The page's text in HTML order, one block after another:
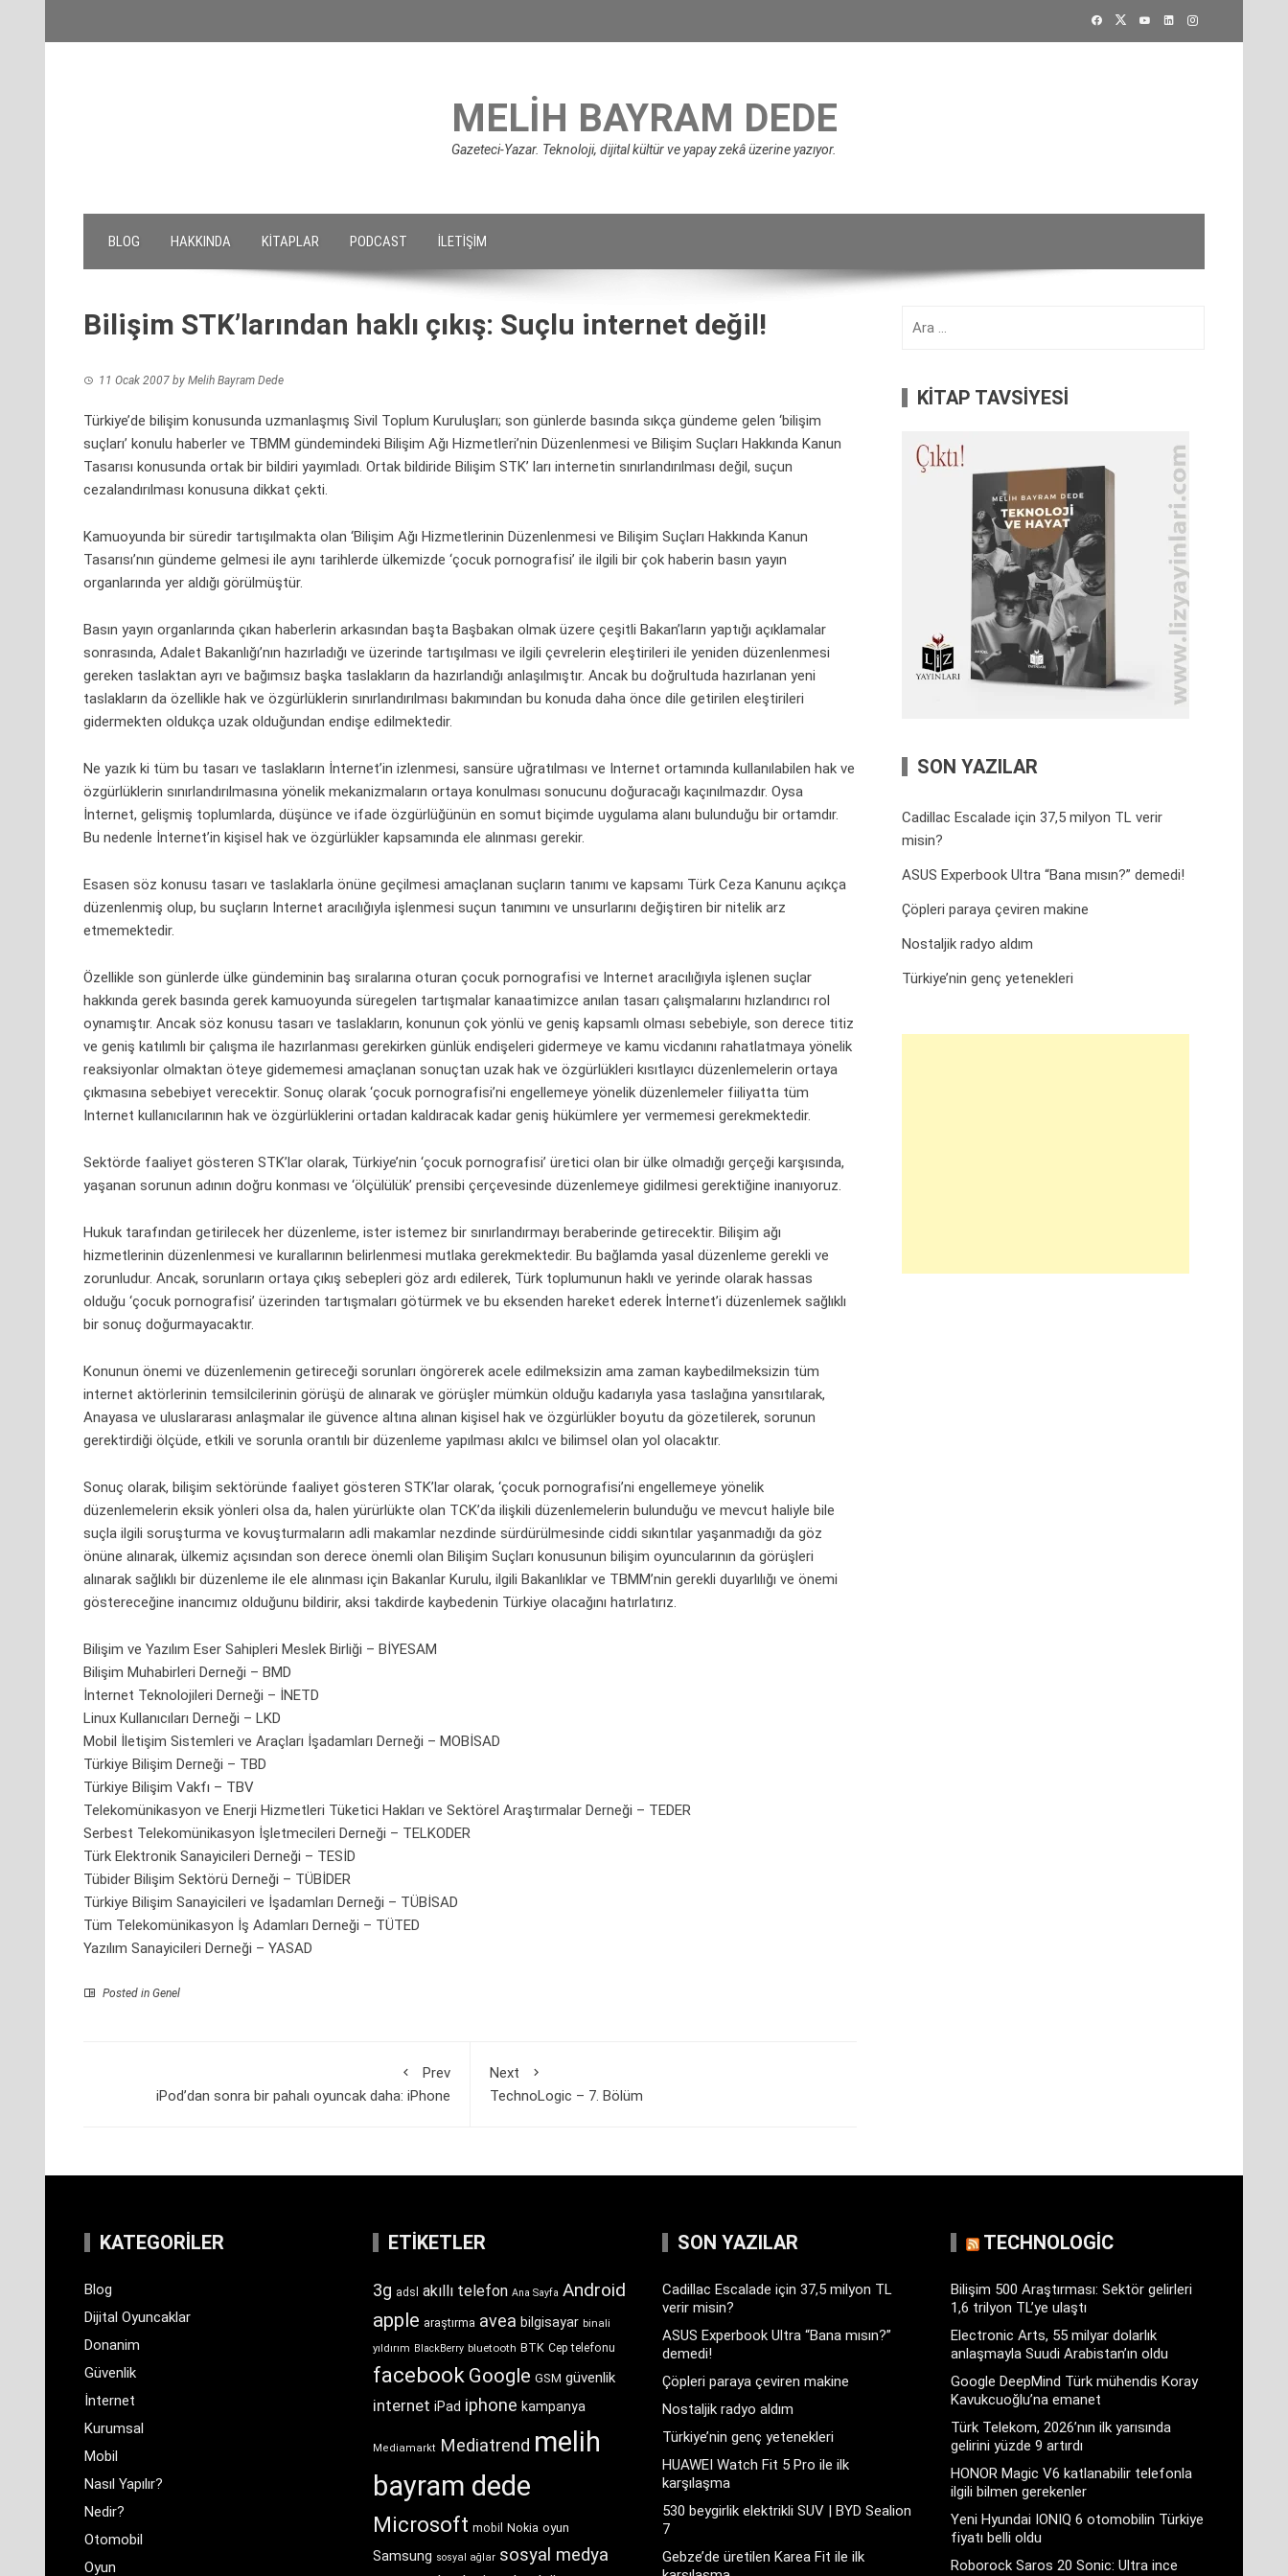
MELIH BAYRAM DEDE
Gazeteci-Yazar. Teknoloji, dijital kültür ve yapay zekâ üzerine yazıyor.
BLOG HAKKINDA KITAPLAR PODCAST İLETIŞIM
Bilişim STK’larından haklı çıkış: Suçlu internet değil!
11 Ocak 2007 by Melih Bayram Dede
Türkiye’de bilişim konusunda uzmanlaşmış Sivil Toplum Kuruluşları; son günlerde basında sıkça gündeme gelen ‘bilişim
suçları’ konulu haberler ve TBMM gündemindeki Bilişim Ağı Hizmetleri’nin Düzenlenmesi ve Bilişim Suçları Hakkında Kanun
Tasarısı konusunda ortak bir bildiri yayımladı. Ortak bildiride Bilişim STK’ ları internetin sınırlandırılması değil, suçun
cezalandırılması konusuna dikkat çekti.
Kamuoyunda bir süredir tartışılmakta olan ‘Bilişim Ağı Hizmetlerinin Düzenlenmesi ve Bilişim Suçları Hakkında Kanun
Tasarısı’nın gündeme gelmesi ile aynı tarihlerde ülkemizde ‘çocuk pornografisi’ ile ilgili bir çok haberin basın yayın
organlarında yer aldığı görülmüştür.
Basın yayın organlarında çıkan haberlerin arkasından başta Başbakan olmak üzere çeşitli Bakan’ların yaptığı açıklamalar
sonrasında, Adalet Bakanlığı’nın hazırladığı ve üzerinde tartışılması ve ilgili çevrelerin eleştirileri ile yeniden düzenlenmesi
gereken taslaktan ayrı ve bağımsız başka taslakların da hazırlandığı anlaşılmıştır. Ancak bu doğrultuda hazırlanan yeni
taslakların da özellikle hak ve özgürlüklerin sınırlandırılması bakımından bu konuda daha önce dile getirilen eleştirileri
gidermekten oldukça uzak olduğundan endişe edilmektedir.
Ne yazık ki tüm bu tasarı ve taslakların İnternet’in izlenmesi, sansüre uğratılması ve Internet ortamında kullanılabilen hak ve
özgürlüklerin sınırlandırılmasına yönelik mekanizmaların ortaya konulması sonucunu doğuracağı kaçınılmazdır. Oysa
İnternet, gelişmiş toplumlarda, düşünce ve ifade özgürlüğünün en somut biçimde uygulama alanı bulunduğu bir ortamdır.
Bu nedenle İnternet’in kişisel hak ve özgürlükler kapsamında ele alınması gerekir.
Esasen söz konusu tasarı ve taslaklarla önüne geçilmesi amaçlanan suçların tanımı ve kapsamı Türk Ceza Kanunu açıkça
düzenlenmiş olup, bu suçların Internet aracılığıyla işlenmesi suçun tanımını ve unsurlarını değiştiren bir nitelik arz
etmemektedir.
Özellikle son günlerde ülke gündeminin baş sıralarına oturan çocuk pornografisi ve Internet aracılığıyla işlenen suçlar
hakkında gerek basında gerek kamuoyunda süregelen tartışmalar kanaatimizce anılan tasarı çalışmalarını hızlandırıcı rol
oynamıştır. Ancak söz konusu tasarı ve taslakların, konunun çok yönlü ve geniş kapsamlı olması sebebiyle, son derece titiz
ve geniş katılımlı bir çalışma ile hazırlanması gerekirken günlük endişeleri gidermeye ve kamu vicdanını rahatlatmaya yönelik
reaksiyonlar olmaktan öteye gidememesi amaçlanan sonuçtan uzak hak ve özgürlükleri kısıtlayıcı düzenlemelerin ortaya
çıkmasına sebebiyet verecektir. Sonuç olarak ‘çocuk pornografisi’ni engellemeye yönelik düzenlemeler fiiliyatta tüm
Internet kullanıcılarının hak ve özgürlüklerini ortadan kaldıracak kadar geniş hükümlere yer vermemesi gerekmektedir.
Sektörde faaliyet gösteren STK’lar olarak, Türkiye’nin ‘çocuk pornografisi’ üretici olan bir ülke olmadığı gerçeği karşısında,
yaşanan sorunun adının doğru konması ve ‘ölçülülük’ prensibi çerçevesinde düzenlemeye gidilmesi gerektiğine inanıyoruz.
Hukuk tarafından getirilecek her düzenleme, ister istemez bir sınırlandırmayı beraberinde getirecektir. Bilişim ağı
hizmetlerinin düzenlenmesi ve kurallarının belirlenmesi mutlaka gerekmektedir. Bu bağlamda yasal düzenleme gerekli ve
zorunludur. Ancak, sorunların ortaya çıkış sebepleri göz ardı edilerek, Türk toplumunun haklı ve yerinde olarak hassas
olduğu ‘çocuk pornografisi’ üzerinden tartışmaları götürmek ve bu eksenden hareket ederek İnternet’i düzenlemek sağlıklı
bir sonuç doğurmayacaktır.
Konunun önemi ve düzenlemenin getireceği sorunları öngörerek acele edilmeksizin ama zaman kaybedilmeksizin tüm
internet aktörlerinin temsilcilerinin görüşü de alınarak ve görüşler mümkün olduğu kadarıyla yasa taslağına yansıtılarak,
Anayasa ve uluslararası anlaşmalar ile güvence altına alınan kişisel hak ve özgürlükler boyutu da gözetilerek, sorunun
gerektirdiği ölçüde, etkili ve sorunla orantılı bir düzenleme yapılması akılcı ve bilimsel olan yol olacaktır.
Sonuç olarak, bilişim sektöründe faaliyet gösteren STK’lar olarak, ‘çocuk pornografisi’ni engellemeye yönelik
düzenlemelerin eksik yönleri olsa da, halen yürürlükte olan TCK’da ilişkili düzenlemelerin bulunduğu ve mevcut haliyle bile
suçla ilgili soruşturma ve kovuşturmaların adli makamlar nezdinde sürdürülmesinde ciddi sıkıntılar yaşanmadığı da göz
önüne alınarak, ülkemiz açısından son derece önemli olan Bilişim Suçları konusunun bilişim oyuncularının da görüşleri
alınarak sağlıklı bir düzenleme ile ele alınması için Bakanlar Kurulu, ilgili Bakanlıklar ve TBMM’nin gerekli duyarlılığı ve önemi
göstereceğine inancımız olduğunu bildirir, aksi takdirde kaybedenin Türkiye olacağını hatırlatırız.
Bilişim ve Yazılım Eser Sahipleri Meslek Birliği – BİYESAM
Bilişim Muhabirleri Derneği – BMD
İnternet Teknolojileri Derneği – İNETD
Linux Kullanıcıları Derneği – LKD
Mobil İletişim Sistemleri ve Araçları İşadamları Derneği – MOBİSAD
Türkiye Bilişim Derneği – TBD
Türkiye Bilişim Vakfı – TBV
Telekomünikasyon ve Enerji Hizmetleri Tüketici Hakları ve Sektörel Araştırmalar Derneği – TEDER
Serbest Telekomünikasyon İşletmecileri Derneği – TELKODER
Türk Elektronik Sanayicileri Derneği – TESİD
Tübider Bilişim Sektörü Derneği – TÜBİDER
Türkiye Bilişim Sanayicileri ve İşadamları Derneği – TÜBİSAD
Tüm Telekomünikasyon İş Adamları Derneği – TÜTED
Yazılım Sanayicileri Derneği – YASAD
Posted in Genel
Prev
iPod’dan sonra bir pahalı oyuncak daha: iPhone
Next
TechnoLogic – 7. Bölüm
KİTAP TAVSİYESİ
SON YAZILAR
Cadillac Escalade için 37,5 milyon TL verir
misin?
ASUS Experbook Ultra “Bana mısın?” demedi!
Çöpleri paraya çeviren makine
Nostaljik radyo aldım
Türkiye’nin genç yetenekleri
KATEGORILER
Blog
Dijital Oyuncaklar
Donanim
Güvenlik
İnternet
Kurumsal
Mobil
Nasıl Yapılır?
Nedir?
Otomobil
Oyun
ETIKETLER
3g adsl akıllı telefon Ana Sayfa Android
apple araştırma avea bilgisayar binali
yıldırım BlackBerry bluetooth BTK Cep telefonu
facebook Google GSM güvenlik
internet iPad iphone kampanya
Mediamarkt Mediatrend melih
bayram dede
Microsoft mobil Nokia oyun
Samsung sosyal ağlar sosyal medya
SON YAZILAR
Cadillac Escalade için 37,5 milyon TL
verir misin?
ASUS Experbook Ultra “Bana mısın?”
demedi!
Çöpleri paraya çeviren makine
Nostaljik radyo aldım
Türkiye’nin genç yetenekleri
HUAWEI Watch Fit 5 Pro ile ilk
karşılaşma
530 beygirlik elektrikli SUV | BYD Sealion
7
Gebze’de üretilen Karea Fit ile ilk
TECHNOLOGIC
Bilişim 500 Araştırması: Sektör gelirleri
1,6 trilyon TL’ye ulaştı
Electronic Arts, 55 milyar dolarlık
anlaşmayla Suudi Arabistan’ın oldu
Google DeepMind Türk mühendis Koray
Kavukcuoğlu’na emanet
Türk Telekom, 2026’nın ilk yarısında
gelirini yüzde 9 artırdı
HONOR Magic V6 katlanabilir telefonla
ilgili bilmen gerekenler
Yeni Hyundai IONIQ 6 otomobilin Türkiye
fiyatı belli oldu
Roborock Saros 20 Sonic: Ultra ince